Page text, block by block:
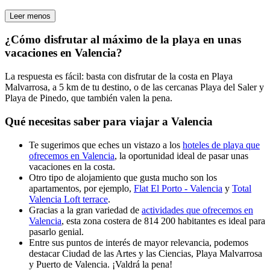
Leer menos
¿Cómo disfrutar al máximo de la playa en unas
vacaciones en Valencia?
La respuesta es fácil: basta con disfrutar de la costa en Playa
Malvarrosa, a 5 km de tu destino, o de las cercanas Playa del Saler y
Playa de Pinedo, que también valen la pena.
Qué necesitas saber para viajar a Valencia
Te sugerimos que eches un vistazo a los hoteles de playa que
ofrecemos en Valencia, la oportunidad ideal de pasar unas
vacaciones en la costa.
Otro tipo de alojamiento que gusta mucho son los
apartamentos, por ejemplo, Flat El Porto - Valencia y Total
Valencia Loft terrace.
Gracias a la gran variedad de actividades que ofrecemos en
Valencia, esta zona costera de 814 200 habitantes es ideal para
pasarlo genial.
Entre sus puntos de interés de mayor relevancia, podemos
destacar Ciudad de las Artes y las Ciencias, Playa Malvarrosa
y Puerto de Valencia. ¡Valdrá la pena!